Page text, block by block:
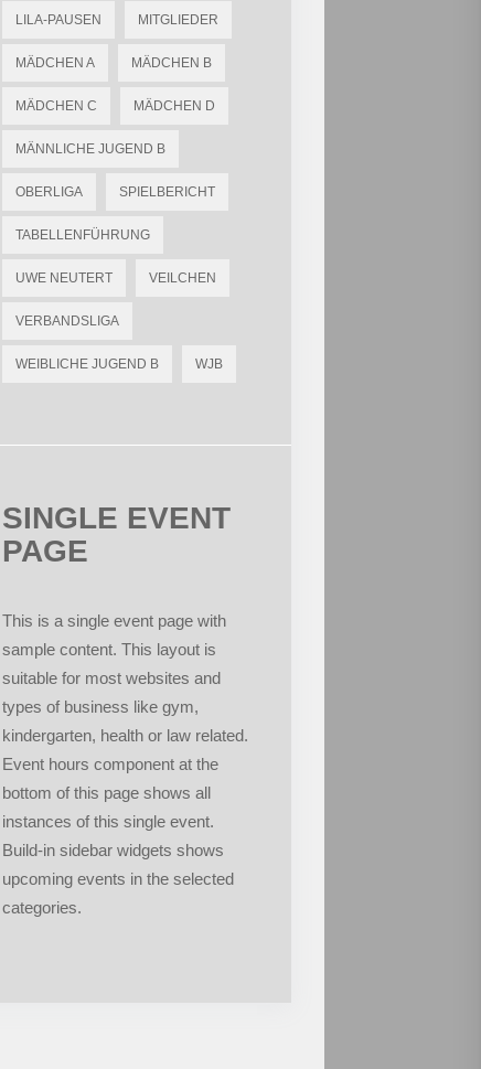
LILA-PAUSEN MITGLIEDER
MÄDCHEN A MÄDCHEN B
MÄDCHEN C MÄDCHEN D
MÄNNLICHE JUGEND B
OBERLIGA SPIELBERICHT
TABELLENFÜHRUNG
UWE NEUTERT VEILCHEN
VERBANDSLIGA
WEIBLICHE JUGEND B WJB
SINGLE EVENT
PAGE
This is a single event page with
sample content. This layout is
suitable for most websites and
types of business like gym,
kindergarten, health or law related.
Event hours component at the
bottom of this page shows all
instances of this single event.
Build-in sidebar widgets shows
upcoming events in the selected
categories.